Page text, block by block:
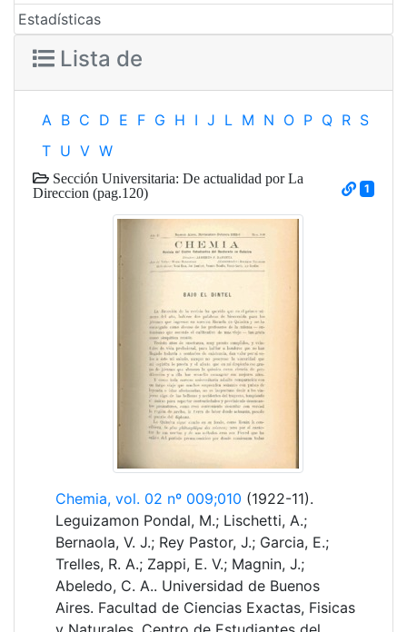
Estadísticas
Lista de
A B C D E F G H I J L M N O P Q R S
T U V W
Sección Universitaria: De actualidad por La
Direccion (pag.120)
1
Chemia, vol. 02 nº 009;010 (1922-11).
Leguizamon Pondal, M.; Lischetti, A.;
Bernaola, V. J.; Rey Pastor, J.; Garcia, E.;
Trelles, R. A.; Zappi, E. V.; Magnin, J.;
Abeledo, C. A.. Universidad de Buenos
Aires. Facultad de Ciencias Exactas, Fisicas